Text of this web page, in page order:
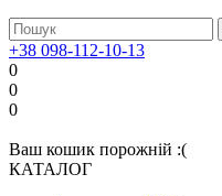
+38 098-112-10-13
0
0
0
Ваш кошик порожній :(
КАТАЛОГ